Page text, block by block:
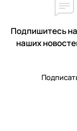
Подпишитесь
наших